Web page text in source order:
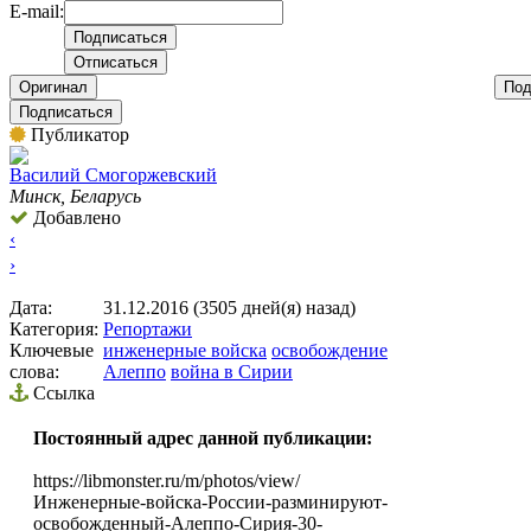
E-mail:
Оригинал
Подписаться
Публикатор
Вacилий Смогоржевский
Минск, Беларусь
Добавлено
‹
›
Дата:
31.12.2016 (3505 дней(я) назад)
Категория: Репортажи
Ключевые
слова:
инженерные войска освобождение
Алеппо война в Сирии
Ссылка
Постоянный адрес данной публикации:
https://libmonster.ru/m/photos/view/
Инженерные-войска-России-разминируют-
освобожденный-Алеппо-Сирия-30-